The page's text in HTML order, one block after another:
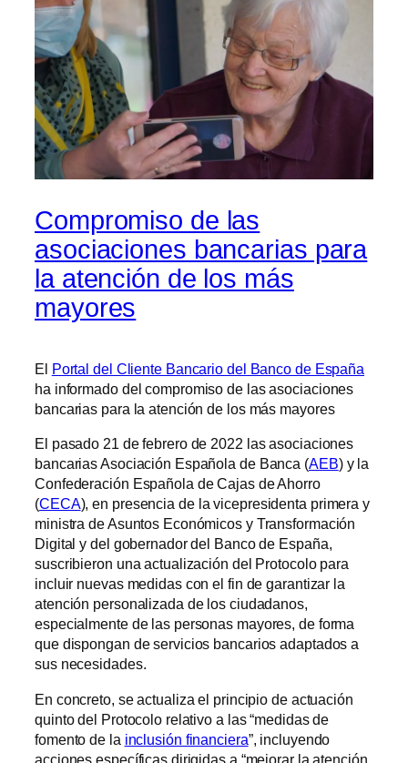
Compromiso de las
asociaciones bancarias para
la atención de los más
mayores
El Portal del Cliente Bancario del Banco de España
ha informado del compromiso de las asociaciones
bancarias para la atención de los más mayores
El pasado 21 de febrero de 2022 las asociaciones
bancarias Asociación Española de Banca (AEB) y la
Confederación Española de Cajas de Ahorro
(CECA), en presencia de la vicepresidenta primera y
ministra de Asuntos Económicos y Transformación
Digital y del gobernador del Banco de España,
suscribieron una actualización del Protocolo para
incluir nuevas medidas con el fin de garantizar la
atención personalizada de los ciudadanos,
especialmente de las personas mayores, de forma
que dispongan de servicios bancarios adaptados a
sus necesidades.
En concreto, se actualiza el principio de actuación
quinto del Protocolo relativo a las “medidas de
fomento de la inclusión financiera”, incluyendo
acciones específicas dirigidas a “mejorar la atención